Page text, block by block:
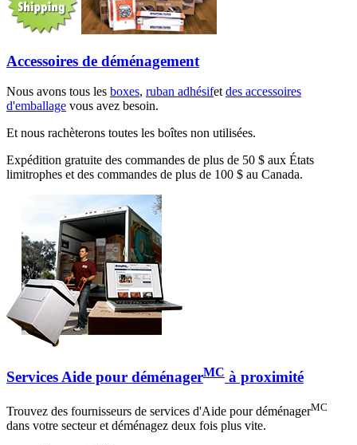
Accessoires de déménagement
Nous avons tous les boxes, ruban adhésifet des accessoires
d'emballage vous avez besoin.
Et nous rachèterons toutes les boîtes non utilisées.
Expédition gratuite des commandes de plus de 50 $ aux États
limitrophes et des commandes de plus de 100 $ au Canada.
Services Aide pour déménagerMC à proximité
Trouvez des fournisseurs de services d'Aide pour déménagerMC
dans votre secteur et déménagez deux fois plus vite.